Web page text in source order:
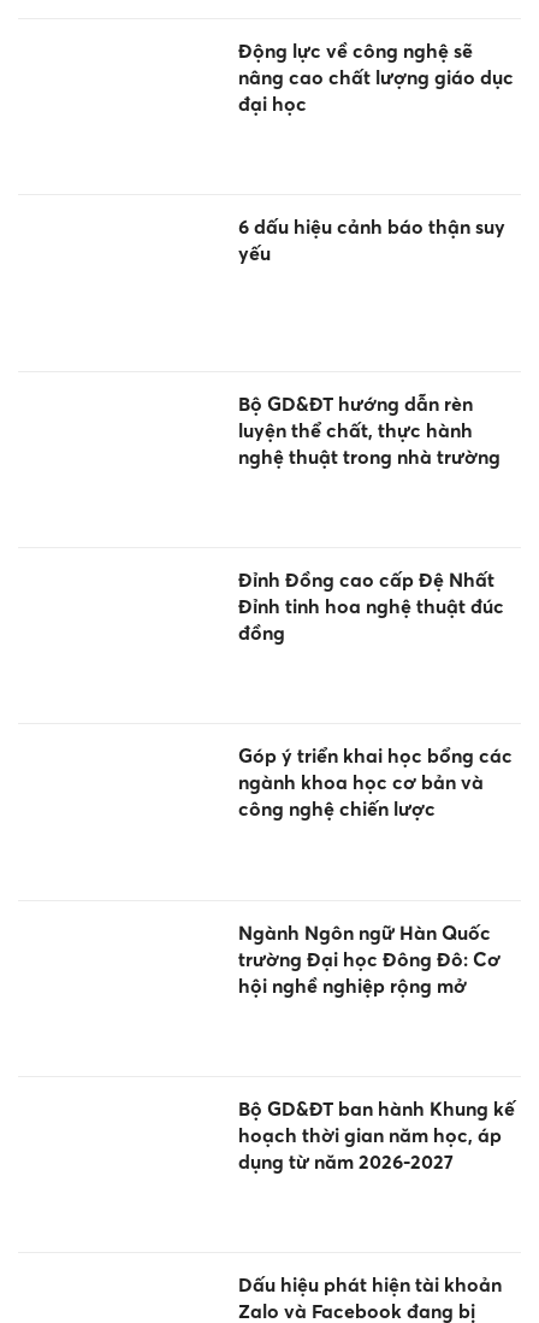
Động lực về công nghệ sẽ
nâng cao chất lượng giáo dục
đại học
6 dấu hiệu cảnh báo thận suy
yếu
Bộ GD&ĐT hướng dẫn rèn
luyện thể chất, thực hành
nghệ thuật trong nhà trường
Đỉnh Đồng cao cấp Đệ Nhất
Đỉnh tinh hoa nghệ thuật đúc
đồng
Góp ý triển khai học bổng các
ngành khoa học cơ bản và
công nghệ chiến lược
Ngành Ngôn ngữ Hàn Quốc
trường Đại học Đông Đô: Cơ
hội nghề nghiệp rộng mở
Bộ GD&ĐT ban hành Khung kế
hoạch thời gian năm học, áp
dụng từ năm 2026-2027
Dấu hiệu phát hiện tài khoản
Zalo và Facebook đang bị